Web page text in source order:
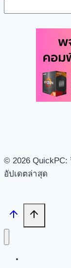
© 2026 QuickPC:
อัปเดตล่าสุด